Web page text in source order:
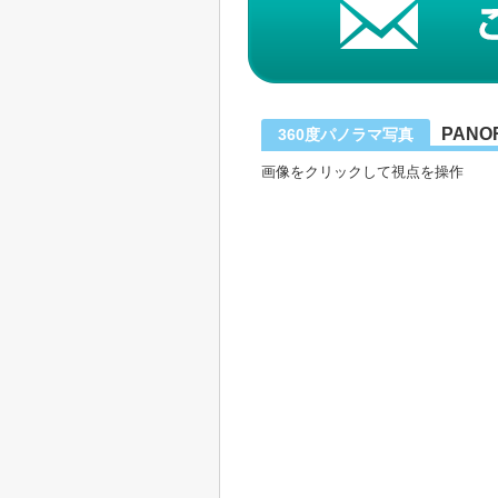
360度パノラマ写真
画像をクリックして視点を操作